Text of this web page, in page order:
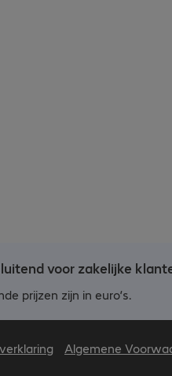
voor zakelijke
prijzen zijn in euro’s.
Algemene